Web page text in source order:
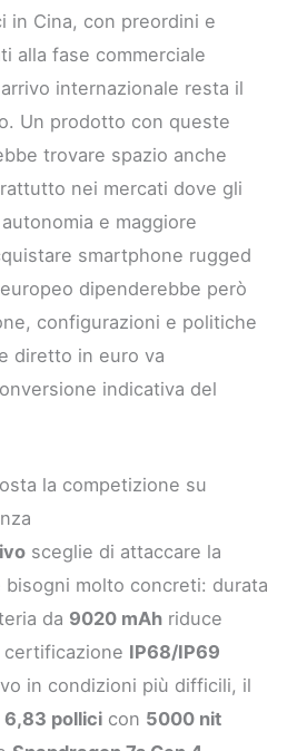
in Cina, con preordini e
alla fase commerciale
internazionale resta il
Un prodotto con queste
trovare spazio anche
nei mercati dove gli
e maggiore
smartphone rugged
dipenderebbe però
configurazioni e politiche
diretto in euro va
indicativa del
la competizione su
sceglie di attaccare la
bisogni molto concreti: durata
da 9020 mAh riduce
certificazione IP68/IP69
in condizioni più difficili, il
6,83 pollici con 5000 nit